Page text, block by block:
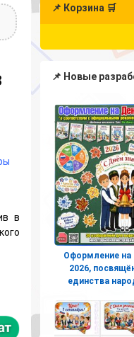
в
рождения Деда
📌 Корзина 🛒
📌 Новые
Оформление на
2026,
единства